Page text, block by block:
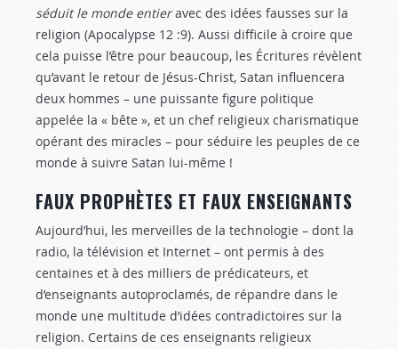
séduit le monde entieravec des idées fausses sur la
religion (Apocalypse 12 :9). Aussi difficile à croire que
cela puisse l’être pour beaucoup, les Écritures révèlent
qu’avant le retour de Jésus-Christ, Satan influencera
deux hommes – une puissante figure politique
appelée la « bête », et un chef religieux charismatique
opérant des miracles – pour séduire les peuples de ce
monde à suivre Satan lui-même !
FAUX PROPHÈTES ET FAUX ENSEIGNANTS
Aujourd’hui, les merveilles de la technologie – dont la
radio, la télévision et Internet – ont permis à des
centaines et à des milliers de prédicateurs, et
d’enseignants autoproclamés, de répandre dans le
monde une multitude d’idées contradictoires sur la
religion. Certains de ces enseignants religieux